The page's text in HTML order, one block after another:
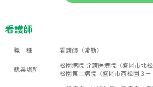
看護師
職 種 看護師（常勤）
就業場所
松園病院 介護医療院（盛岡市北
松園第二病院（盛岡市西松園３ー